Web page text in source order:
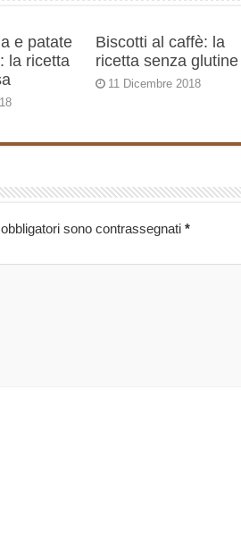
e patate
la ricetta
Biscotti al caffè: la
ricetta senza glutine
11 Dicembre 2018
sono contrassegnati *